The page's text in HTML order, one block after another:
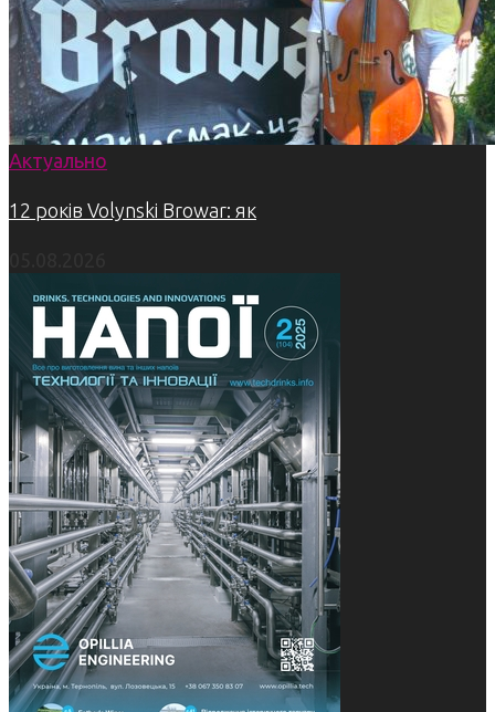
Актуально
12 років Volynski Browar: як